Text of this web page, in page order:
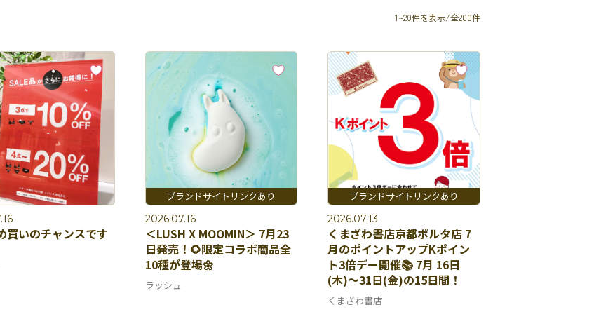
1~20件を表示/全200件
買いのチャンスです
2026.07.16
＜LUSH X MOOMIN＞ 7月23
日発売！🌻限定コラボ商品全
10種が登場🌼
ラッシュ
2026.07.13
くまざわ書店京都ポルタ店 7
月のポイントアップKポイン
ト3倍デー開催📚 7月 16日
(木)〜31日(金)の15日間！
くまざわ書店